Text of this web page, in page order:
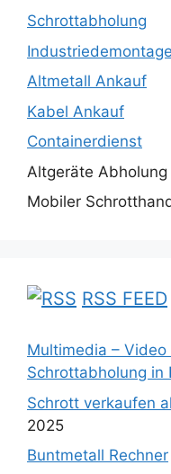
Schrottabholung
Industriedemontage
Altmetall Ankauf
Kabel Ankauf
Containerdienst
Altgeräte Abholung
Mobiler
RSS FEED
Multimedia –
Schrottabholung in
Schrott verkaufen
2025
Buntmetall Rechner